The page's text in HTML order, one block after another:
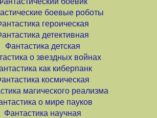
боевые роботы
героическая
детективная
Фантастика детская
о звездных войнах
как киберпанк
космическая
магического реализма
о мире пауков
Фантастика научная